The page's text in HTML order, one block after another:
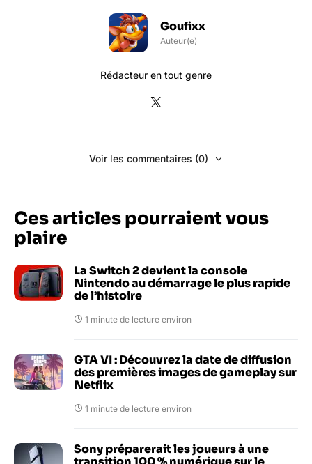
Goufixx
Auteur(e)
Rédacteur en tout genre
Voir les commentaires (0)
Ces articles pourraient vous
plaire
La Switch 2 devient la console
Nintendo au démarrage le plus rapide
de l’histoire
1 minute de lecture environ
GTA VI : Découvrez la date de diffusion
des premières images de gameplay sur
Netflix
1 minute de lecture environ
Sony préparerait les joueurs à une